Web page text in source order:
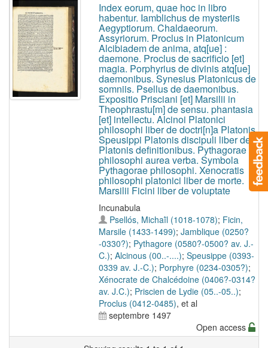
Index eorum, quae hoc in libro
habentur. Iamblichus de mysteriis
Aegyptiorum. Chaldaeorum.
Assyriorum. Proclus in Platonicum
Alcibiadem de anima, atq[ue] :
daemone. Proclus de sacrificio [et]
magia. Porphyrius de divinis atq[ue]
daemonibus. Synesius Platonicus de
somniis. Psellus de daemonibus.
Expositio Prisciani [et] Marsilii in
Theophrastu[m] de sensu. phantasia
[et] intellectu. Alcinoi Platonici
philosophi liber de doctri[n]a Platonis.
Speusippi Platonis discipuli liber de
Platonis definitionibus. Pythagorae
philosophi aurea verba. Symbola
Pythagorae philosophi. Xenocratis
philosophi platonici liber de morte.
Marsilii Ficini liber de voluptate
Incunabula
Psellós, Michaī́l (1018-1078); Ficin,
Marsile (1433-1499); Jamblique (0250?
-0330?); Pythagore (0580?-0500? av. J.-
C.); Alcinous (00..-....); Speusippe (0393-
0339 av. J.-C.); Porphyre (0234-0305?);
Xénocrate de Chalcédoine (0406?-0314?
av. J.C.); Priscien de Lydie (05..-05..);
Proclus (0412-0485), et al
septembre 1497
Open access